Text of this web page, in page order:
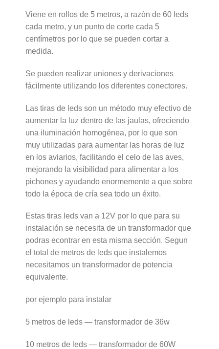
Viene en rollos de 5 metros, a razón de 60 leds
cada metro, y un punto de corte cada 5
centímetros por lo que se pueden cortar a
medida.
Se pueden realizar uniones y derivaciones
fácilmente utilizando los diferentes conectores.
Las tiras de leds son un método muy efectivo de
aumentar la luz dentro de las jaulas, ofreciendo
una iluminación homogénea, por lo que son
muy utilizadas para aumentar las horas de luz
en los aviarios, facilitando el celo de las aves,
mejorando la visibilidad para alimentar a los
pichones y ayudando enormemente a que sobre
todo la época de cría sea todo un éxito.
Estas tiras leds van a 12V por lo que para su
instalación se necesita de un transformador que
podras econtrar en esta misma sección. Segun
el total de metros de leds que instalemos
necesitamos un transformador de potencia
equivalente.
por ejemplo para instalar
5 metros de leds — transformador de 36w
10 metros de leds — transformador de 60W